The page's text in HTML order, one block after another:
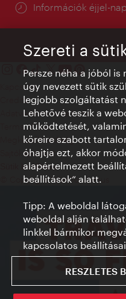
Információk éjjel-
Kapcsolat
Credits
Adatvédelmi nyilatkozat
Terms of Use
Megközelíthetőség
Sajtókapcsolat
Sütik beállítása
© Copyright WienTourismus
Szereti a
Persze néha a jóból
úgy nevezett sütik
legjobb szolgáltatást
Lehetővé teszik a
működtetését,
köreire szabott
óhajtja ezt, akkor
alapértelmezett
beállítások“ alatt.
Tipp: A weboldal
weboldal alján
linkkel bármikor
kapcsolatos
RESZLETES